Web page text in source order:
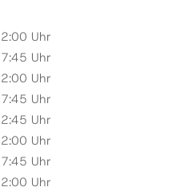
Uhr
Uhr
Uhr
Uhr
Uhr
Uhr
Uhr
Uhr